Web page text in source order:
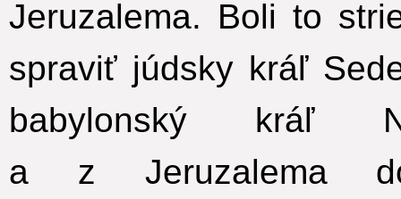
Jeruzalema. Boli to
spraviť júdsky kráľ
babylonský kráľ
a z Jeruzalema